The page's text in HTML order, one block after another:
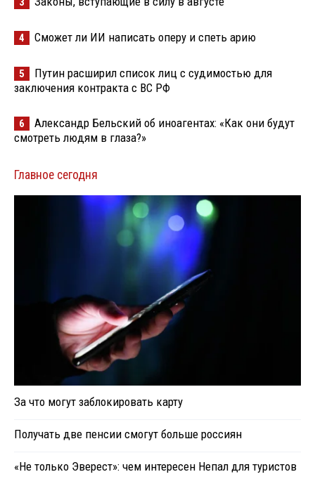
4 Сможет ли ИИ написать оперу и спеть арию
5
Путин расширил список лиц с судимостью для
заключения контракта с ВС РФ
6
Александр Бельский об иноагентах: «Как они будут
смотреть людям в глаза?»
Главное сегодня
За что могут заблокировать карту
Получать две пенсии смогут больше россиян
«Не только Эверест»: чем интересен Непал для туристов